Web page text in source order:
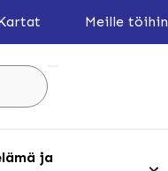
Meille töihin
ja